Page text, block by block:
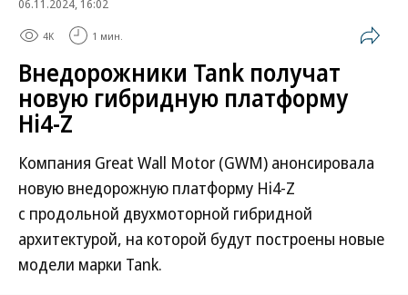
06.11.2024, 16:02
4K 1 мин.
Внедорожники Tank получат
новую гибридную платформу
Hi4-Z
Компания Great Wall Motor (GWM) анонсировала
новую внедорожную платформу Hi4-Z
с продольной двухмоторной гибридной
архитектурой, на которой будут построены новые
модели марки Tank.